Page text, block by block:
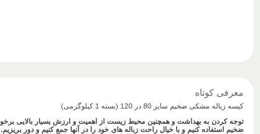
معرفی کوتاه
کیسه زباله مشکی ضخیم سایز 80 در 120 (بسته 1 کیلوگرمی)
توجه کردن به بهداشت و همچنین محیط زیست از اهمیت و ارزش بسیار بالایی
ضخیم استفاده کنیم و با خیال راحت زباله های خود را در آنها جمع کنیم و دور بریزیم.